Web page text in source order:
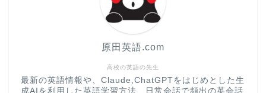
高校の英語の先生
原田英語.com
最新の英語情報や、Claude,ChatGPTをはじめとした生
成AIを利用した英語学習方法、日常会話で頻出の英会話
英語名言・格言・カッコい
い英語＆素敵な英文フレー